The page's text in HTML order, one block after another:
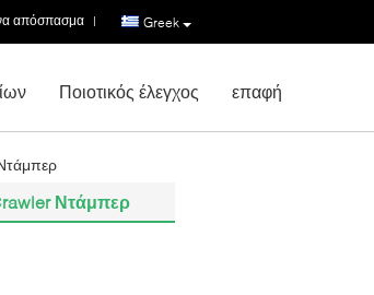
Greek
απόσπασμα |
Ποιοτικός έλεγχος επαφή
Ντάμπερ